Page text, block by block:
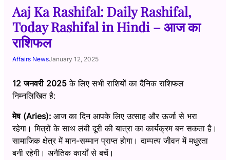
Aaj Ka Rashifal: Daily Rashifal,
Today Rashifal in Hindi – आज का
राशिफल
Affairs NewsJanuary 12, 2025
12 जनवरी 2025 के लिए सभी राशियों का दैनिक राशिफल
निम्नलिखित है:
मेष (Aries): आज का दिन आपके लिए उत्साह और ऊर्जा से भरा
रहेगा। मित्रों के साथ लंबी दूरी की यात्रा का कार्यक्रम बन सकता है।
सामाजिक क्षेत्र में मान-सम्मान प्राप्त होगा। दाम्पत्य जीवन में मधुरता
बनी रहेगी। अनैतिक कार्यों से बचें।